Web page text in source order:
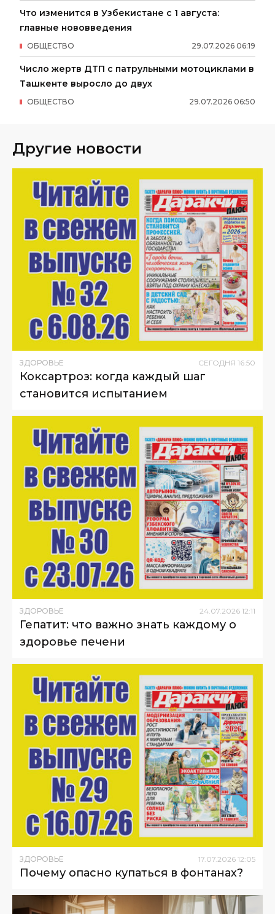
Что изменится в Узбекистане с 1 августа:
главные нововведения
29.07.2026 06:19
ОБЩЕСТВО
Число жертв ДТП с патрульными мотоциклами в
Ташкенте выросло до двух
29.07.2026 06:50
ОБЩЕСТВО
Другие новости
ЗДОРОВЬЕ СЕГОДНЯ 16:50
Коксартроз: когда каждый шаг
становится испытанием
ЗДОРОВЬЕ 24.07.2026 12:11
Гепатит: что важно знать каждому о
здоровье печени
ЗДОРОВЬЕ 17 07 2026 12:05
Почему опасно купаться в фонтанах?